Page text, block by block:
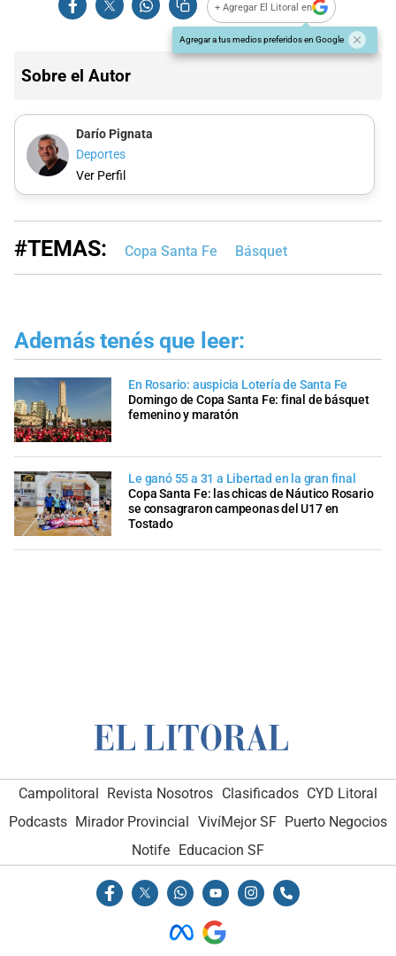
+ Agregar El Litoral en
Agregar a tus medios preferidos en Google
Sobre el Autor
Darío Pignata
Deportes
Ver Perfil
#TEMAS: Copa Santa Fe Básquet
Además tenés que leer:
En Rosario: auspicia Lotería de Santa Fe
Domingo de Copa Santa Fe: final de básquet
femenino y maratón
Le ganó 55 a 31 a Libertad en la gran final
Copa Santa Fe: las chicas de Náutico Rosario
se consagraron campeonas del U17 en
Tostado
Campolitoral Revista Nosotros Clasificados CYD Litoral
Podcasts Mirador Provincial VivíMejor SF Puerto Negocios
Notife Educacion SF